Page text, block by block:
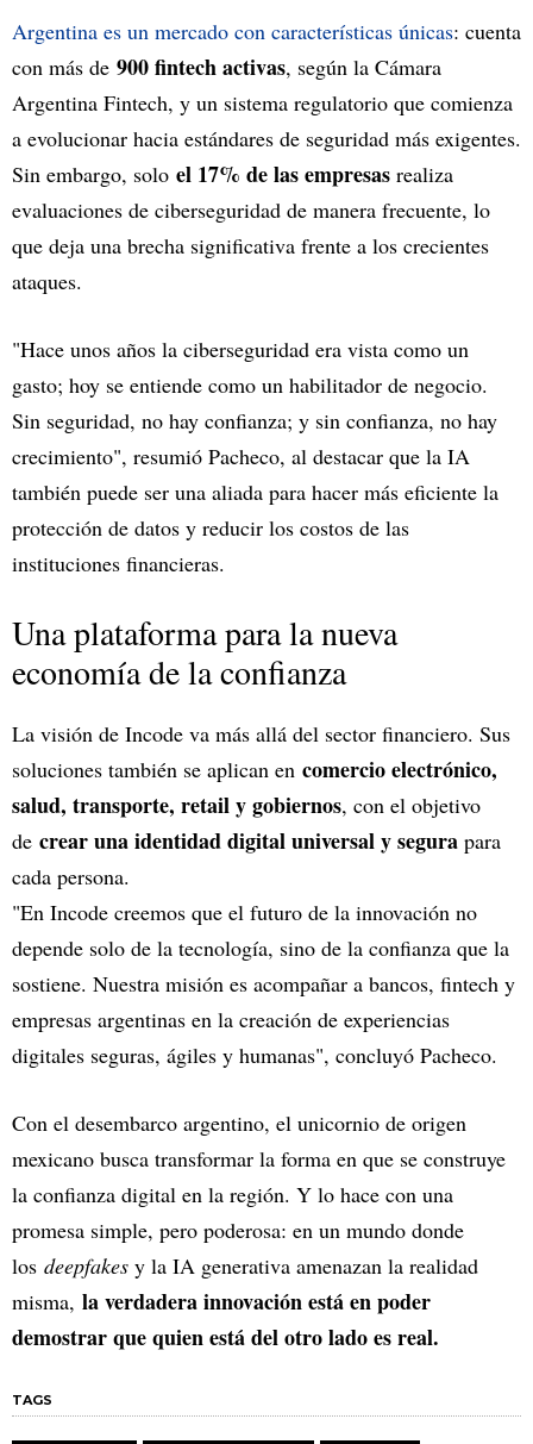
Argentina es un mercado con características únicas: cuenta
con más de 900 fintech activas, según la Cámara
Argentina Fintech, y un sistema regulatorio que comienza
a evolucionar hacia estándares de seguridad más exigentes.
Sin embargo, solo el 17% de las empresas realiza
evaluaciones de ciberseguridad de manera frecuente, lo
que deja una brecha significativa frente a los crecientes
ataques.
"Hace unos años la ciberseguridad era vista como un
gasto; hoy se entiende como un habilitador de negocio.
Sin seguridad, no hay confianza; y sin confianza, no hay
crecimiento", resumió Pacheco, al destacar que la IA
también puede ser una aliada para hacer más eficiente la
protección de datos y reducir los costos de las
instituciones financieras.
Una plataforma para la nueva
economía de la confianza
La visión de Incode va más allá del sector financiero. Sus
soluciones también se aplican en comercio electrónico,
salud, transporte, retail y gobiernos, con el objetivo
de crear una identidad digital universal y segura para
cada persona.
"En Incode creemos que el futuro de la innovación no
depende solo de la tecnología, sino de la confianza que la
sostiene. Nuestra misión es acompañar a bancos, fintech y
empresas argentinas en la creación de experiencias
digitales seguras, ágiles y humanas", concluyó Pacheco.
Con el desembarco argentino, el unicornio de origen
mexicano busca transformar la forma en que se construye
la confianza digital en la región. Y lo hace con una
promesa simple, pero poderosa: en un mundo donde
los deepfakes y la IA generativa amenazan la realidad
misma, la verdadera innovación está en poder
demostrar que quien está del otro lado es real.
TAGS